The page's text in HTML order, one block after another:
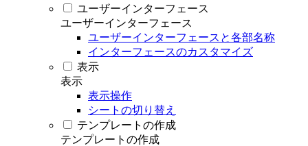
ユーザーインターフェース
ユーザーインターフェース
ユーザーインターフェースと各部名称
インターフェースのカスタマイズ
表示
表示
表示操作
シートの切り替え
テンプレートの作成
テンプレートの作成